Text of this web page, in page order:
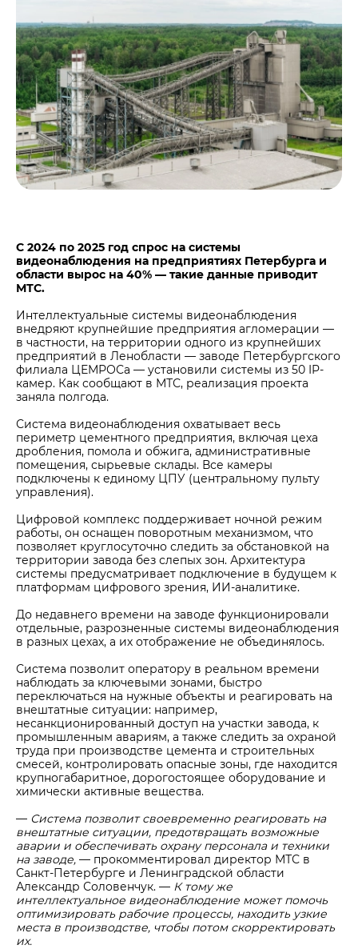
С 2024 по 2025 год спрос на системы
видеонаблюдения на предприятиях Петербурга и
области вырос на 40% — такие данные приводит
МТС.
Интеллектуальные системы видеонаблюдения
внедряют крупнейшие предприятия агломерации —
в частности, на территории одного из крупнейших
предприятий в Ленобласти — заводе Петербургского
филиала ЦЕМРОСа — установили системы из 50 IP-
камер. Как сообщают в МТС, реализация проекта
заняла полгода.
Система видеонаблюдения охватывает весь
периметр цементного предприятия, включая цеха
дробления, помола и обжига, административные
помещения, сырьевые склады. Все камеры
подключены к единому ЦПУ (центральному пульту
управления).
Цифровой комплекс поддерживает ночной режим
работы, он оснащен поворотным механизмом, что
позволяет круглосуточно следить за обстановкой на
территории завода без слепых зон. Архитектура
системы предусматривает подключение в будущем к
платформам цифрового зрения, ИИ‑аналитике.
До недавнего времени на заводе функционировали
отдельные, разрозненные системы видеонаблюдения
в разных цехах, а их отображение не объединялось.
Система позволит оператору в реальном времени
наблюдать за ключевыми зонами, быстро
переключаться на нужные объекты и реагировать на
внештатные ситуации: например,
несанкционированный доступ на участки завода, к
промышленным авариям, а также следить за охраной
труда при производстве цемента и строительных
смесей, контролировать опасные зоны, где находится
крупногабаритное, дорогостоящее оборудование и
химически активные вещества.
— Система позволит своевременно реагировать на
внештатные ситуации, предотвращать возможные
аварии и обеспечивать охрану персонала и техники
на заводе, — прокомментировал директор МТС в
Санкт-Петербурге и Ленинградской области
Александр Соловенчук. — К тому же
интеллектуальное видеонаблюдение может помочь
оптимизировать рабочие процессы, находить узкие
места в производстве, чтобы потом скорректировать
их.
Реализация ТМЦ и непрофильных активов
Политика в области закупок
В помощь поставщику
Не только цемент
Люди ЦЕМРОСа
Технологии и тренды
Издание для клиентов
Аналитика цементной отрасли
Медиабанк
Пресса о нас
Контакты
Служба доверия